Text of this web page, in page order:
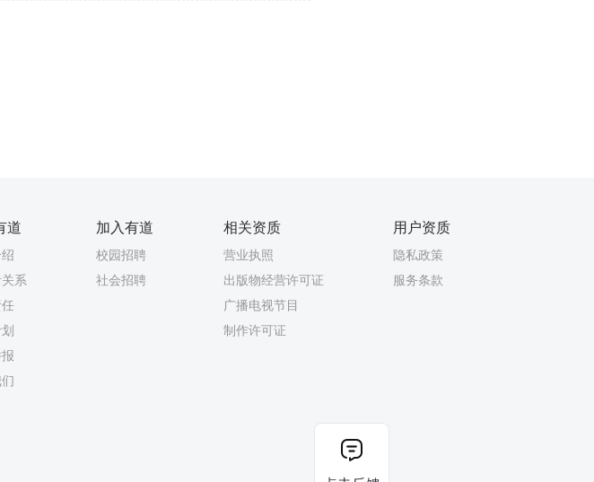
道
系
加入有道
校园招聘
社会招聘
相关资质
营业执照
出版物经营许可证
广播电视节目
制作许可证
用户资质
隐私政策
服务条款